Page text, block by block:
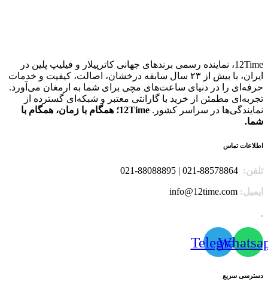
12Time، نماینده رسمی برندهای جهانی کاترپیلار و فیلیپ پلین در
ایران، با بیش از ۲۳ سال سابقه درخشان، اصالت، کیفیت و خدمات
حرفه‌ای را در دنیای ساعت‌های مچی برای شما به ارمغان می‌آورد.
تجربه‌ای مطمئن از خرید با گارانتی معتبر و شبکه‌ای گسترده از
نمایندگی‌ها در سراسر کشور.
12Time؛ همگام با زمان، همگام با
شما.
اطلاعات تماس
تلفن:
ایمیل: info@12time.com
Telegram
دسترسی سریع